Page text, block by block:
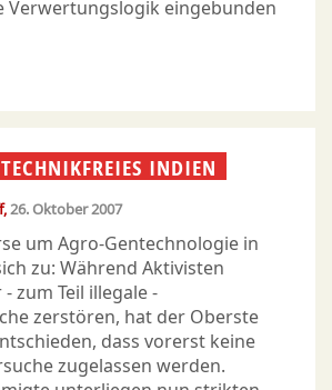
Verwertungslogik eingebunden
INDIEN
26. Oktober 2007
um Agro-Gentechnologie in
zu: Während Aktivisten
zum Teil illegale -
zerstören, hat der Oberste
dass vorerst keine
zugelassen werden.